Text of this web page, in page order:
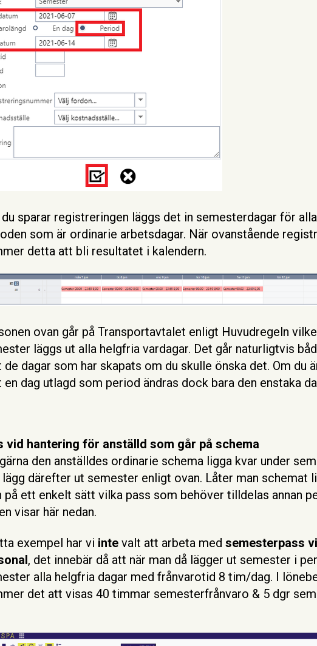
du sparar registreringen läggs det in semesterdagar för
som är ordinarie arbetsdagar. När ovanstående
detta att bli resultatet i kalendern.
ovan går på Transportavtalet enligt Huvudregeln
läggs ut alla helgfria vardagar. Det går naturligtvis
de dagar som har skapats om du skulle önska det. Om du
en dag utlagd som period ändras dock bara den enstaka
vid hantering för anställd som går på schema
den anställdes ordinarie schema ligga kvar under
därefter ut semester enligt ovan. Låter man schemat
på ett enkelt sätt vilka pass som behöver tilldelas annan
visar här nedan.
exempel har vi intevalt att arbeta med semesterpass
, det innebär då att när man då lägger ut semester i
alla helgfria dagar med frånvarotid 8 tim/dag. I
det att visas 40 timmar semesterfrånvaro & 5 dgr